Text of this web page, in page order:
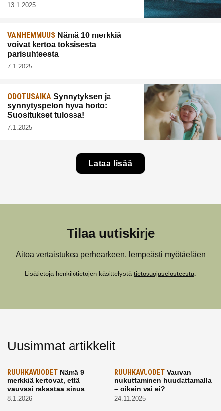
13.1.2025
VANHEMMUUS Nämä 10 merkkiä
voivat kertoa toksisesta
parisuhteesta
7.1.2025
ODOTUSAIKA Synnytyksen ja
synnytyspelon hyvä hoito:
Suositukset tulossa!
7.1.2025
Lataa lisää
Tilaa uutiskirje
Aitoa vertaistukea perhearkeen, lempeästi myötäeläen
Lisätietoja henkilötietojen käsittelystä tietosuojaselosteesta.
Uusimmat artikkelit
RUUHKAVUODET Nämä 9
merkkiä kertovat, että
vauvasi rakastaa sinua
8.1.2026
RUUHKAVUODETVauvan
nukuttaminen huudattamalla
– oikein vai ei?
24.11.2025